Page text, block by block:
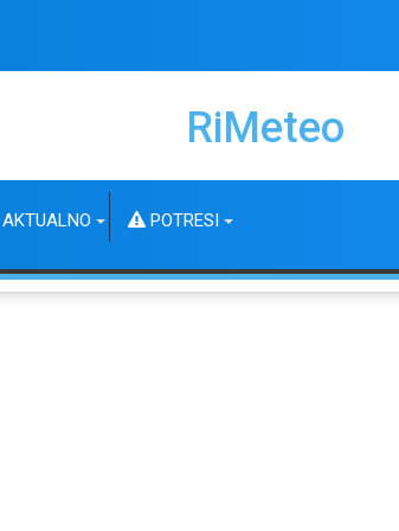
RiMeteo
AKTUALNO POTRESI